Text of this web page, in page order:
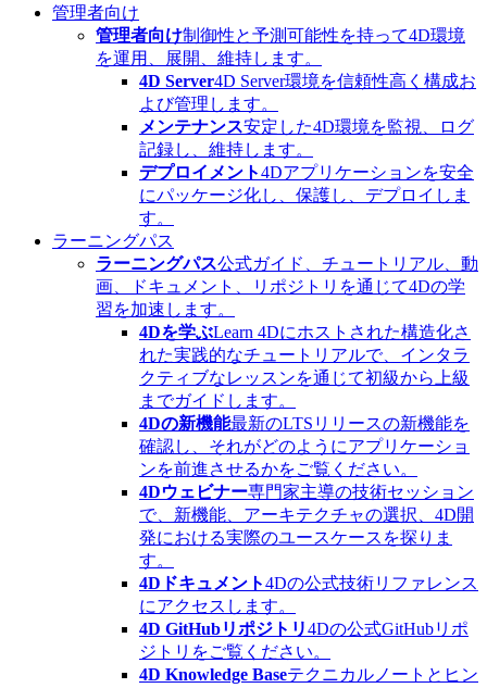
管理者向け
管理者向け制御性と予測可能性を持って4D環境
を運用、展開、維持します。
4D Server4D Server環境を信頼性高く構成お
よび管理します。
メンテナンス安定した4D環境を監視、ログ
記録し、維持します。
デプロイメント4Dアプリケーションを安全
にパッケージ化し、保護し、デプロイしま
す。
ラーニングパス
ラーニングパス公式ガイド、チュートリアル、動
画、ドキュメント、リポジトリを通じて4Dの学
習を加速します。
4Dを学ぶLearn 4Dにホストされた構造化さ
れた実践的なチュートリアルで、インタラ
クティブなレッスンを通じて初級から上級
までガイドします。
4Dの新機能最新のLTSリリースの新機能を
確認し、それがどのようにアプリケーショ
ンを前進させるかをご覧ください。
4Dウェビナー専門家主導の技術セッション
で、新機能、アーキテクチャの選択、4D開
発における実際のユースケースを探りま
す。
4Dドキュメント4Dの公式技術リファレンス
にアクセスします。
4D GitHubリポジトリ4Dの公式GitHubリポ
ジトリをご覧ください。
4D Knowledge Baseテクニカルノートとヒン